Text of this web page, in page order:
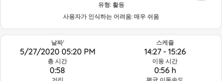
유형: 활동
사용자가 인식하는 어려움: 매우 쉬움
날짜'
5/27/2020 05:20 PM
총 시간
0:58
스케쥴
14:27 - 15:26
이동 시간
0:56 h